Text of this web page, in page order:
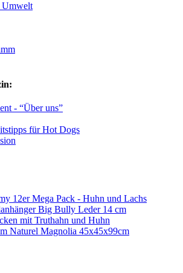
Umwelt
- “Über uns”
für Hot Dogs
12er Mega Pack - Huhn und Lachs
Big Bully Leder 14 cm
mit Truthahn und Huhn
Naturel Magnolia 45x45x99cm